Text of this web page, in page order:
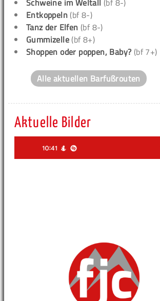
Schweine im Weltall (bf 8-)
Entkoppeln (bf 8-)
Tanz der Elfen (bf 8-)
Gummizelle (bf 8+)
Shoppen oder poppen, Baby? (bf 7+)
Alle aktuellen Barfußrouten
Aktuelle Bilder